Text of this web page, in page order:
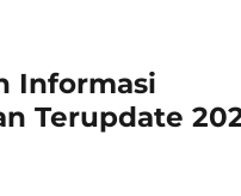
Informasi
Terupdate